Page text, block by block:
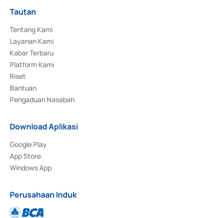
Tautan
Tentang Kami
Layanan Kami
Kabar Terbaru
Platform Kami
Riset
Bantuan
Pengaduan Nasabah
Download Aplikasi
Google Play
App Store
Windows App
Perusahaan Induk